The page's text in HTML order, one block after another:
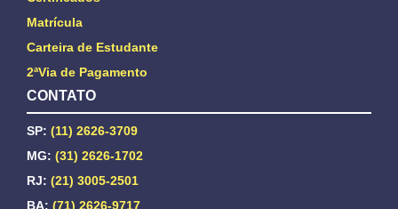
Matrícula
Carteira de Estudante
2ªVia de Pagamento
CONTATO
SP: (11) 2626-3709
MG: (31) 2626-1702
RJ: (21) 3005-2501
BA: (71) 2626-9717